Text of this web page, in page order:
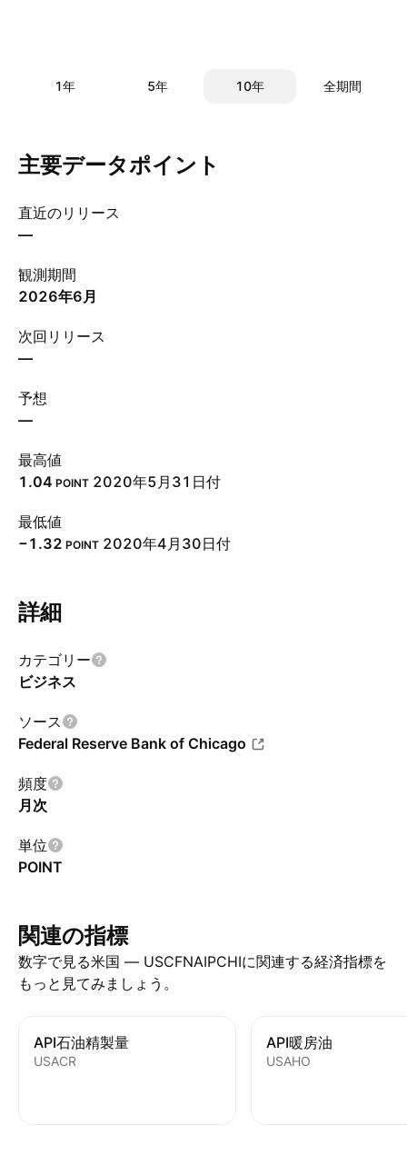
1年 5年 10年 全期間
主要データポイント
直近のリリース
—
観測期間
2026年6月
次回リリース
—
予想
—
最高値
1.04 POINT 2020年5月31日付
最低値
−1.32 POINT 2020年4月30日付
詳細
カテゴリー
ビジネス
ソース
Federal Reserve Bank of Chicago
頻度
月次
単位
POINT
関連の指標
数字で見る米国 — USCFNAIPCHIに関連する経済指標を
もっと見てみましょう。
API石油精製量
USACR
API暖房油
USAHO